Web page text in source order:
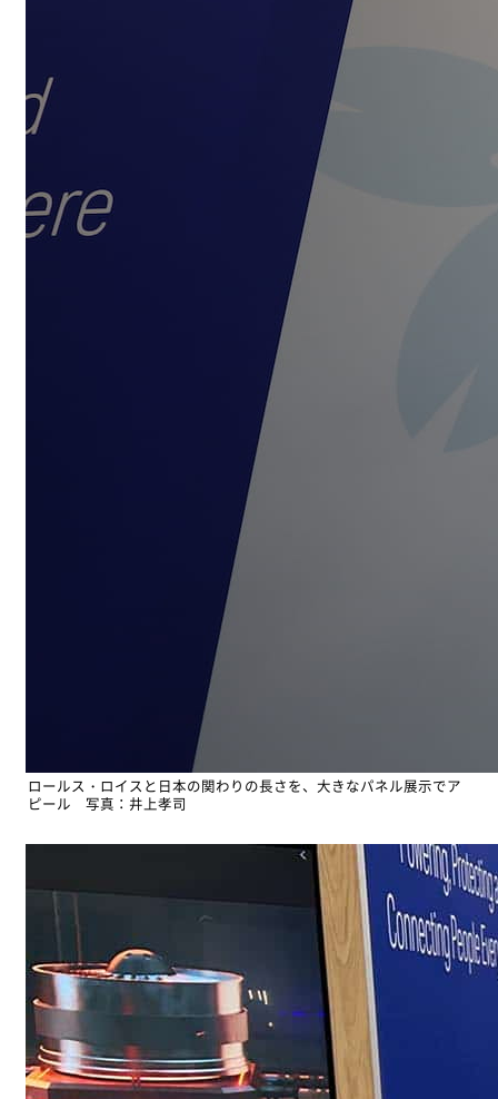
ロールス・ロイスと日本の関わりの長さを、大きなパネル展示でア
ピール 写真：井上孝司